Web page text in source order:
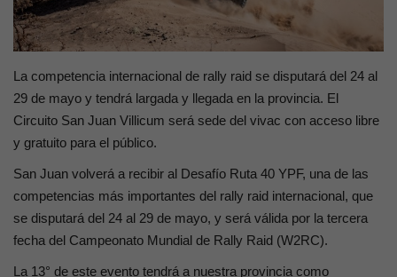
La competencia internacional de rally raid se disputará del 24 al
29 de mayo y tendrá largada y llegada en la provincia. El
Circuito San Juan Villicum será sede del vivac con acceso libre
y gratuito para el público.
San Juan volverá a recibir al Desafío Ruta 40 YPF, una de las
competencias más importantes del rally raid internacional, que
se disputará del 24 al 29 de mayo, y será válida por la tercera
fecha del Campeonato Mundial de Rally Raid (W2RC).
La 13° de este evento tendrá a nuestra provincia como